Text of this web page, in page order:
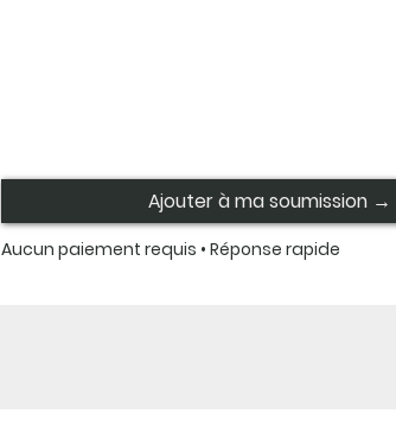
Ajouter à ma soumission →
Aucun paiement requis • Réponse rapide